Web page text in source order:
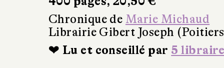
Chronique de Marie Michaud
Librairie Gibert Joseph
❤ Lu et conseillé par 5